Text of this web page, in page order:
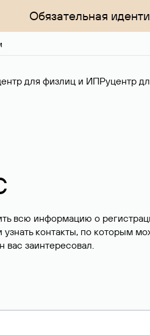
Обязательная
для физлиц и ИПРуцентр
всю информацию о
контакты, по которым
вас заинтересовал.